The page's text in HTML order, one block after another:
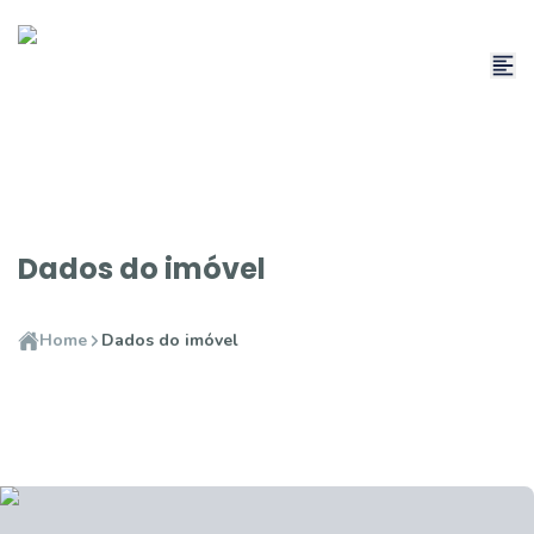
Dados do imóvel
Home Dados do imóvel